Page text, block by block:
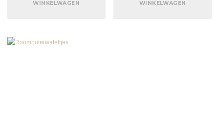
WINKELWAGEN
WINKELWAGEN